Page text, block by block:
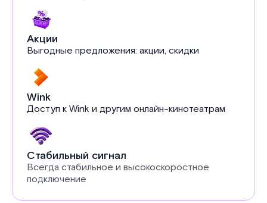
Акции
Выгодные предложения: акции, скидки
Wink
Доступ к Wink и другим онлайн-кинотеатрам
Стабильный сигнал
Всегда стабильное и высокоскоростное
подключение